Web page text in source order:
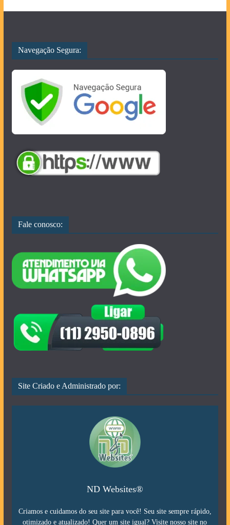
Navegação Segura:
Fale conosco:
Site Criado e Administrado por:
ND Websites®
Criamos e cuidamos do seu site para você! Seu site sempre rápido,
otimizado e atualizado! Quer um site igual? Visite nosso site no